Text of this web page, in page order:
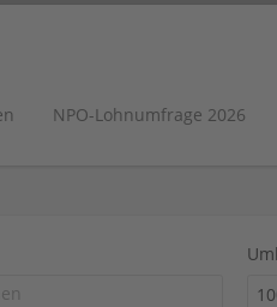
NPO-Lohnumfrage 2026